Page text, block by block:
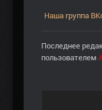
Наша группа
Последнее
пользователем